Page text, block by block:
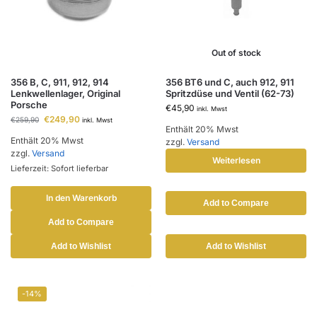
356 B, C, 911, 912, 914
Lenkwellenlager, Original
Porsche
€259,90 €249,90 inkl. Mwst
Enthält 20% Mwst
zzgl. Versand
Lieferzeit: Sofort lieferbar
In den Warenkorb
Add to Compare
Add to Wishlist
Out of stock
356 BT6 und C, auch 912, 911
Spritzdüse und Ventil (62-73)
€45,90 inkl. Mwst
Enthält 20% Mwst
zzgl. Versand
Weiterlesen
Add to Compare
Add to Wishlist
-14%